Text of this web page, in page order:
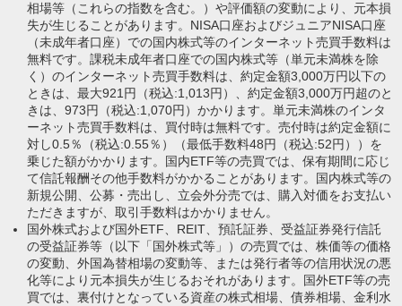
相場等（これらの指数を含む。）や評価額の変動により、元本損
失が生じることがあります。NISA口座およびジュニアNISA口座
（未成年者口座）での国内株式等のインターネット売買手数料は
無料です。課税未成年者口座での国内株式等（単元未満株を除
く）のインターネット売買手数料は、約定金額3,000万円以下の
ときは、最大921円（税込:1,013円）、約定金額3,000万円超のと
きは、973円（税込:1,070円）かかります。単元未満株のインタ
ーネット売買手数料は、買付時は無料です。売付時は約定金額に
対し0.5％（税込:0.55％）（最低手数料48円（税込:52円））を
乗じた額がかかります。国内ETF等の売買では、保有期間に応じ
て信託報酬その他手数料がかかることがあります。国内株式等の
新規公開、公募・売出し、立会外分売では、購入対価をお支払い
ただきますが、取引手数料はかかりません。
国外株式および国外ETF、REIT、預託証券、受益証券発行信託
の受益証券等（以下「国外株式等」）の売買では、株価等の価格
の変動、外国為替相場の変動等、または発行者等の信用状況の悪
化等により元本損失が生じるおそれがあります。国外ETF等の売
買では、裏付けとなっている資産の株式相場、債券相場、金利水